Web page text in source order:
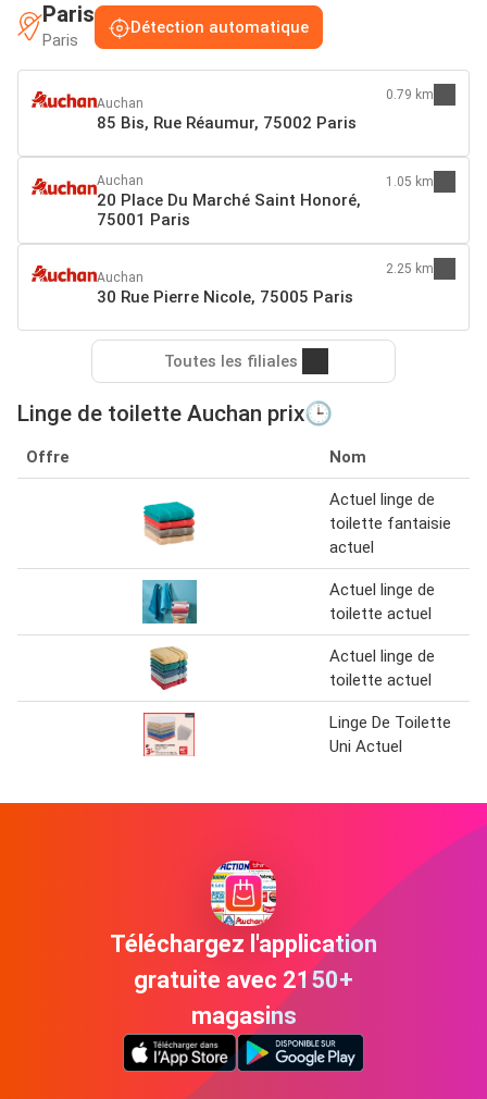
Paris
Paris
Détection automatique
Auchan
85 Bis, Rue Réaumur, 75002 Paris
0.79 km
Auchan
20 Place Du Marché Saint Honoré,
75001 Paris
1.05 km
Auchan
30 Rue Pierre Nicole, 75005 Paris
2.25 km
Toutes les filiales
Linge de toilette Auchan prix🕒
Offre Nom
Actuel linge de
toilette fantaisie
actuel
Actuel linge de
toilette actuel
Actuel linge de
toilette actuel
Linge De Toilette
Uni Actuel
Téléchargez l'application
gratuite avec 2150+
magasins